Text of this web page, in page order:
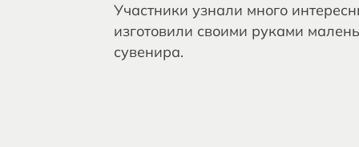
Участники узнали много
изготовили своими руками
сувенира.